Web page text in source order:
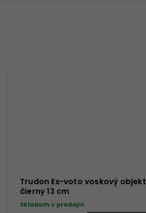
Trudon Ex-voto voskový objekt
čierny 13 cm
Skladom v predajni